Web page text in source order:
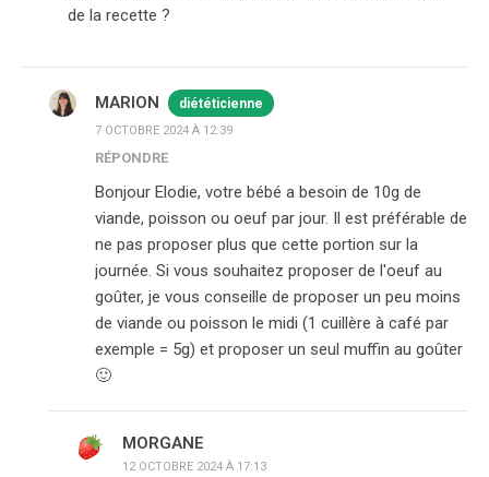
de la recette ?
MARION diététicienne
7 OCTOBRE 2024 À 12:39
RÉPONDRE
Bonjour Elodie, votre bébé a besoin de 10g de
viande, poisson ou oeuf par jour. Il est préférable de
ne pas proposer plus que cette portion sur la
journée. Si vous souhaitez proposer de l'oeuf au
goûter, je vous conseille de proposer un peu moins
de viande ou poisson le midi (1 cuillère à café par
exemple = 5g) et proposer un seul muffin au goûter
🙂
MORGANE
12 OCTOBRE 2024 À 17:13